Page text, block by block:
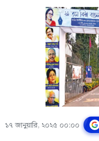
১৭ জানুয়ারি, ২০২৫ ০০:০০